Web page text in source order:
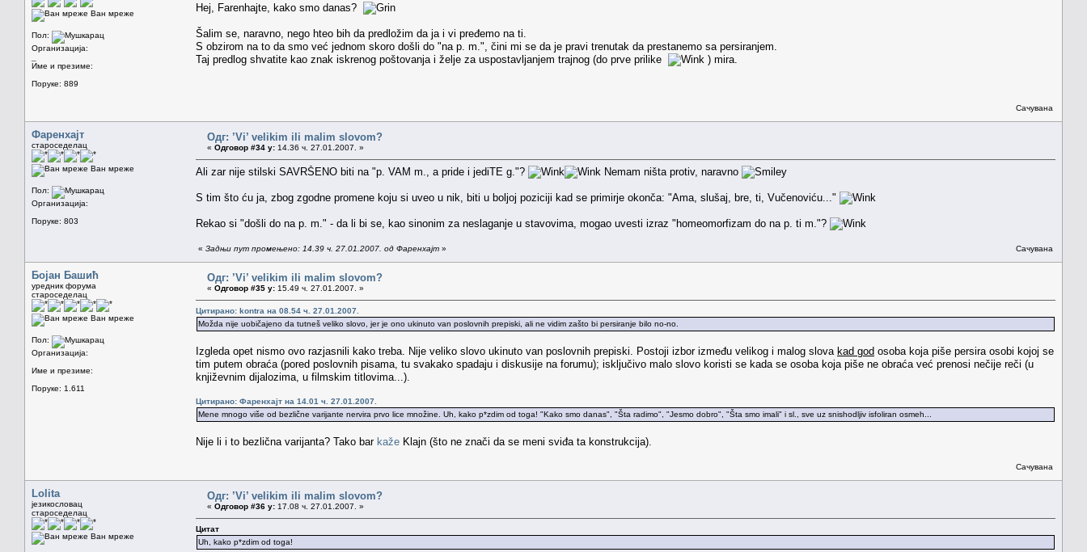
Ван мреже
Пол:
Организација:
Име и презиме:
Поруке: 889
Hej, Farenhajte, kako smo danas?
Šalim se, naravno, nego hteo bih da predložim da ja i vi pređemo na ti.
S obzirom na to da smo već jednom skoro došli do "na p. m.", čini mi se da je pravi trenutak da prestanemo sa persiranjem.
Taj predlog shvatite kao znak iskrenog poštovanja i želje za uspostavljanjem trajnog (do prve prilike
) mira.
Сачувана
Фаренхајт
староседелац
Ван мреже
Пол:
Организација:
Поруке: 803
Одг: ’Vi’ velikim ili malim slovom?
« Одговор #34 у: 14.36 ч. 27.01.2007. »
Ali zar nije stilski SAVRŠENO biti na "p. VAM m., a pride i jediTE g."? Nemam ništa protiv, naravno
S tim što ću ja, zbog zgodne promene koju si uveo u nik, biti u boljoj poziciji kad se primirje okonča: "Ama, slušaj, bre, ti, Vučenoviću..."
Rekao si "došli do na p. m." - da li bi se, kao sinonim za neslaganje u stavovima, mogao uvesti izraz "homeomorfizam do na p. ti m."?
« Задњи пут промењено: 14.39 ч. 27.01.2007. од Фаренхајт » Сачувана
Бојан Башић
уредник форума
староседелац
Ван мреже
Пол:
Организација:
Име и презиме:
Поруке: 1.611
Одг: ’Vi’ velikim ili malim slovom?
« Одговор #35 у: 15.49 ч. 27.01.2007. »
Цитирано: kontra на 08.54 ч. 27.01.2007.
Možda nije uobičajeno da tutneš veliko slovo, jer je ono ukinuto van poslovnih prepiski, ali ne vidim zašto bi persiranje bilo no-no.
Izgleda opet nismo ovo razjasnili kako treba. Nije veliko slovo ukinuto van poslovnih prepiski. Postoji izbor između velikog i malog slova kad god osoba koja piše persira osobi kojoj se
tim putem obraća (pored poslovnih pisama, tu svakako spadaju i diskusije na forumu); isključivo malo slovo koristi se kada se osoba koja piše ne obraća već prenosi nečije reči (u
književnim dijalozima, u filmskim titlovima...).
Цитирано: Фаренхајт на 14.01 ч. 27.01.2007.
Mene mnogo više od bezlične varijante nervira prvo lice množine. Uh, kako p*zdim od toga! "Kako smo danas", "Šta radimo", "Jesmo dobro", "Šta smo imali" i sl., sve uz snishodljiv isfoliran osmeh...
Nije li i to bezlična varijanta? Tako bar kaže Klajn (što ne znači da se meni sviđa ta konstrukcija).
Сачувана
Lolita
језикословац
староседелац
Ван мреже
Одг: ’Vi’ velikim ili malim slovom?
« Одговор #36 у: 17.08 ч. 27.01.2007. »
Цитат
Uh, kako p*zdim od toga!